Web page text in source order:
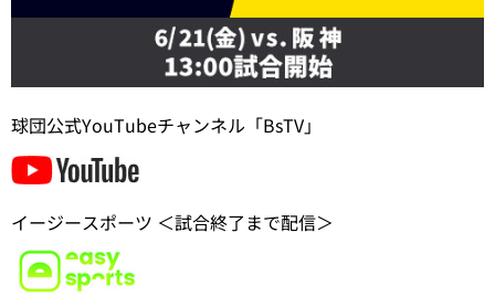
球団公式YouTubeチャンネル「BsTV」
イージースポーツ ＜試合終了まで配信＞